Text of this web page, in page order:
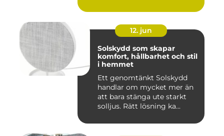
12. jun
Solskydd som skapar
komfort, hållbarhet och stil
i hemmet
Ett genomtänkt Solskydd
handlar om mycket mer än
att bara stänga ute starkt
solljus. Rätt lösning ka...